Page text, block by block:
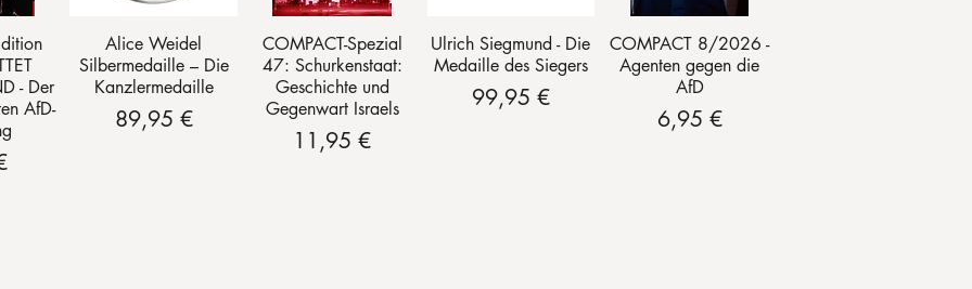
- Der
AfD-
Schnellansicht
Alice Weidel
Silbermedaille – Die
Kanzlermedaille
Preis
89,95 €
Schnellansicht
COMPACT-Spezial
47: Schurkenstaat:
Geschichte und
Gegenwart Israels
Preis
11,95 €
Schnellansicht
Ulrich Siegmund - Die
Medaille des Siegers
Preis
99,95 €
Schnellansicht
COMPACT 8/2026 -
Agenten gegen die
AfD
Preis
6,95 €